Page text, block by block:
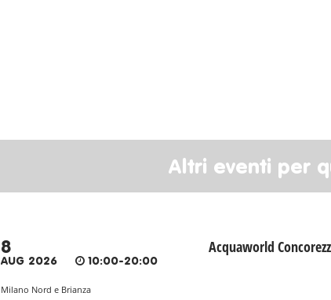
Altri eventi per
8
AUG 2026 10:00-20:00
Milano Nord e Brianza
Acquaworld